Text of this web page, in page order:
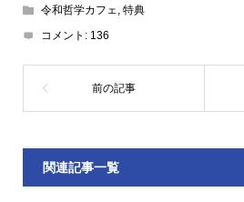
令和哲学カフェ 特典
コメント: 136
関連記事一覧